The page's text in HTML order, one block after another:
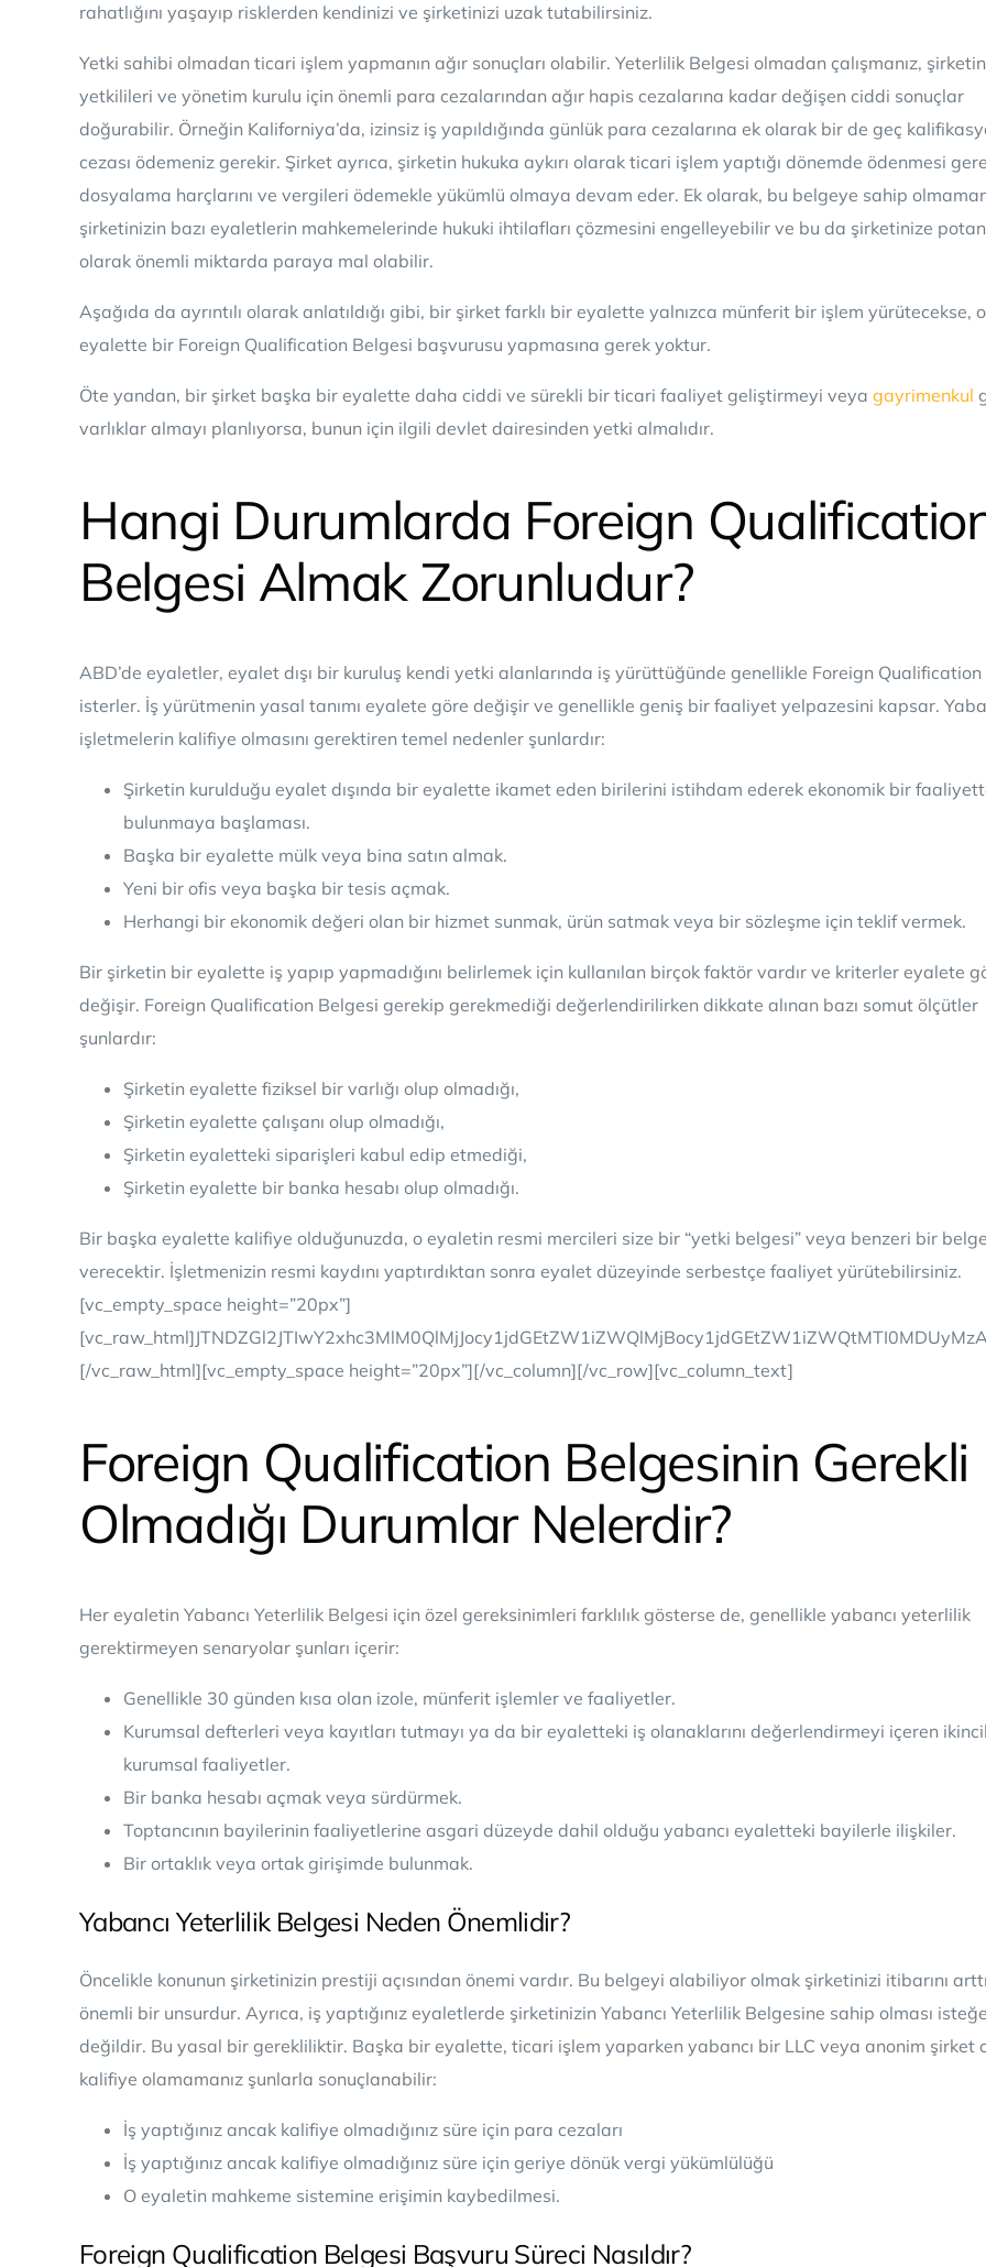
rahatlığını yaşayıp risklerden kendinizi ve şirketinizi uzak tutabilirsiniz.
Yetki sahibi olmadan ticari işlem yapmanın ağır sonuçları olabilir. Yeterlilik Belgesi olmadan çalışmanız,
yetkilileri ve yönetim kurulu için önemli para cezalarından ağır hapis cezalarına kadar değişen ciddi sonuçlar
doğurabilir. Örneğin Kaliforniya’da, izinsiz iş yapıldığında günlük para cezalarına ek olarak bir de geç
cezası ödemeniz gerekir. Şirket ayrıca, şirketin hukuka aykırı olarak ticari işlem yaptığı dönemde ödenmesi
dosyalama harçlarını ve vergileri ödemekle yükümlü olmaya devam eder. Ek olarak, bu belgeye sahip
şirketinizin bazı eyaletlerin mahkemelerinde hukuki ihtilafları çözmesini engelleyebilir ve bu da şirketinize
olarak önemli miktarda paraya mal olabilir.
Aşağıda da ayrıntılı olarak anlatıldığı gibi, bir şirket farklı bir eyalette yalnızca münferit bir işlem yürütecekse, o
eyalette bir Foreign Qualification Belgesi başvurusu yapmasına gerek yoktur.
Öte yandan, bir şirket başka bir eyalette daha ciddi ve sürekli bir ticari faaliyet geliştirmeyi veya gayrimenkul
varlıklar almayı planlıyorsa, bunun için ilgili devlet dairesinden yetki almalıdır.
Hangi Durumlarda Foreign
Belgesi Almak Zorunludur?
ABD’de eyaletler, eyalet dışı bir kuruluş kendi yetki alanlarında iş yürüttüğünde genellikle Foreign
isterler. İş yürütmenin yasal tanımı eyalete göre değişir ve genellikle geniş bir faaliyet yelpazesini kapsar.
işletmelerin kalifiye olmasını gerektiren temel nedenler şunlardır:
Şirketin kurulduğu eyalet dışında bir eyalette ikamet eden birilerini istihdam ederek ekonomik bir
bulunmaya başlaması.
Başka bir eyalette mülk veya bina satın almak.
Yeni bir ofis veya başka bir tesis açmak.
Herhangi bir ekonomik değeri olan bir hizmet sunmak, ürün satmak veya bir sözleşme için teklif vermek.
Bir şirketin bir eyalette iş yapıp yapmadığını belirlemek için kullanılan birçok faktör vardır ve kriterler eyalete
değişir. Foreign Qualification Belgesi gerekip gerekmediği değerlendirilirken dikkate alınan bazı somut ölçütler
şunlardır:
Şirketin eyalette fiziksel bir varlığı olup olmadığı,
Şirketin eyalette çalışanı olup olmadığı,
Şirketin eyaletteki siparişleri kabul edip etmediği,
Şirketin eyalette bir banka hesabı olup olmadığı.
Bir başka eyalette kalifiye olduğunuzda, o eyaletin resmi mercileri size bir “yetki belgesi” veya benzeri bir belge
verecektir. İşletmenizin resmi kaydını yaptırdıktan sonra eyalet düzeyinde serbestçe faaliyet yürütebilirsiniz.
[vc_empty_space height=”20px”]
[/vc_raw_html][vc_empty_space height=”20px”][/vc_column][/vc_row][vc_column_text]
Foreign Qualification Belgesinin Gerekli
Olmadığı Durumlar Nelerdir?
Her eyaletin Yabancı Yeterlilik Belgesi için özel gereksinimleri farklılık gösterse de, genellikle yabancı yeterlilik
gerektirmeyen senaryolar şunları içerir:
Genellikle 30 günden kısa olan izole, münferit işlemler ve faaliyetler.
Kurumsal defterleri veya kayıtları tutmayı ya da bir eyaletteki iş olanaklarını değerlendirmeyi içeren ikincil
kurumsal faaliyetler.
Bir banka hesabı açmak veya sürdürmek.
Toptancının bayilerinin faaliyetlerine asgari düzeyde dahil olduğu yabancı eyaletteki bayilerle ilişkiler.
Bir ortaklık veya ortak girişimde bulunmak.
Yabancı Yeterlilik Belgesi Neden Önemlidir?
Öncelikle konunun şirketinizin prestiji açısından önemi vardır. Bu belgeyi alabiliyor olmak şirketinizi itibarını
önemli bir unsurdur. Ayrıca, iş yaptığınız eyaletlerde şirketinizin Yabancı Yeterlilik Belgesine sahip olması
değildir. Bu yasal bir gerekliliktir. Başka bir eyalette, ticari işlem yaparken yabancı bir LLC veya anonim şirket
kalifiye olamamanız şunlarla sonuçlanabilir:
İş yaptığınız ancak kalifiye olmadığınız süre için para cezaları
İş yaptığınız ancak kalifiye olmadığınız süre için geriye dönük vergi yükümlülüğü
O eyaletin mahkeme sistemine erişimin kaybedilmesi.
Foreign Qualification Belgesi Başvuru Süreci Nasıldır?